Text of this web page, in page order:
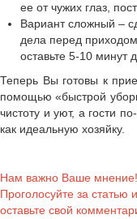
ее от чужих глаз,
Вариант сложный –
дела перед
оставьте 5-10 минут
Теперь Вы готовы к
помощью «быстрой
чистоту и уют, а гости
как идеальную хозяйку.
Нам важно Ваше мнение!
Проголосуйте за статью
оставьте свой